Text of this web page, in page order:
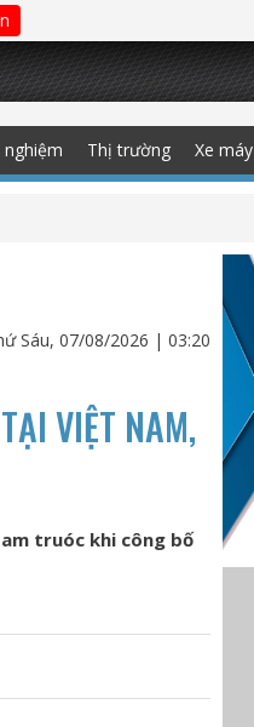
nghiệm Thị trường Xe máy
Sáu, 07/08/2026 | 03:20
VIỆT NAM,
truóc khi công bố